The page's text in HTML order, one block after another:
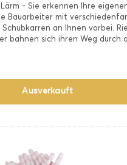
- Sie erkennen Ihre
Bauarbeiter mit
an Ihnen vorbei.
bahnen sich ihren Weg durch
Ausverkauft